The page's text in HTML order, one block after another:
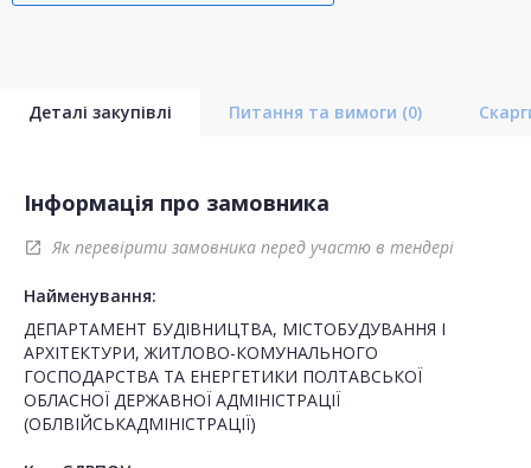
Деталі закупівлі Питання та вимоги (0)
Інформація про замовника
open_in_new Як перевірити замовника перед участю в тендері
Найменування:
ДЕПАРТАМЕНТ БУДІВНИЦТВА, МІСТОБУДУВАННЯ І
АРХІТЕКТУРИ, ЖИТЛОВО-КОМУНАЛЬНОГО
ГОСПОДАРСТВА ТА ЕНЕРГЕТИКИ ПОЛТАВСЬКОЇ
ОБЛАСНОЇ ДЕРЖАВНОЇ АДМІНІСТРАЦІЇ
(ОБЛВІЙСЬКАДМІНІСТРАЦІЇ)